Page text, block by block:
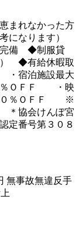
まれなかった方
になります）
備 ◆制服貸
） ◆有給休暇取
宿泊施設最大
％ＯＦＦ ・映
０％ＯＦＦ ※
＊協会けんぽ宮
番号第３０８
事故無違反手